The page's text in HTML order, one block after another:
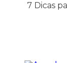
7 Dicas